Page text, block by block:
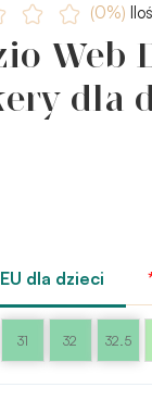
(0%)
Web
dla
dla dzieci
31 32 32.5